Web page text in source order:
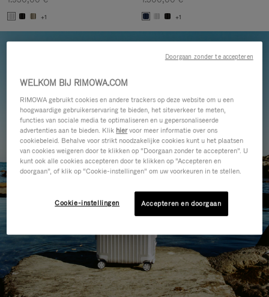
+1 +1
WELKOM BIJ RIMOWA.COM
RIMOWA gebruikt cookies en andere trackers op deze website om u een
hoogwaardige gebruikerservaring te bieden, het siteverkeer te meten,
functies van sociale media te optimaliseren en u gepersonaliseerde
advertenties aan te bieden. Klik hiervoor meer informatie over ons
cookiebeleid. Behalve voor strikt noodzakelijke cookies kunt u het plaatsen
van cookies weigeren door te klikken op “Doorgaan zonder te accepteren”. U
kunt ook alle cookies accepteren door te klikken op “Accepteren en
doorgaan”, of klik op “Cookie-instellingen” om uw voorkeuren in te stellen.
Cookie-instellingen Accepteren en doorgaan
Doorgaan zonder te accepteren